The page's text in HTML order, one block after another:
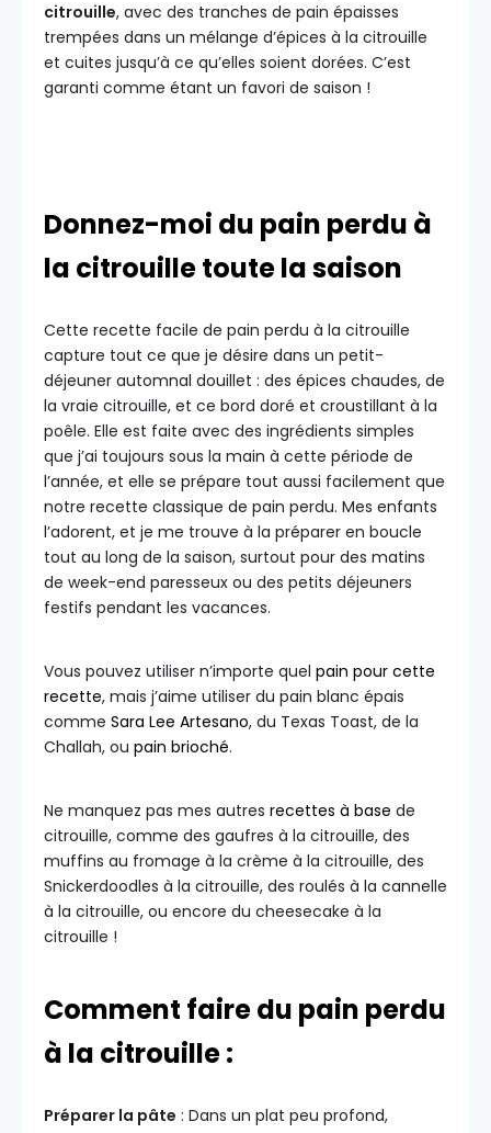
citrouille, avec des tranches de pain épaisses
trempées dans un mélange d’épices à la citrouille
et cuites jusqu’à ce qu’elles soient dorées. C’est
garanti comme étant un favori de saison !
Donnez-moi du pain perdu à
la citrouille toute la saison
Cette recette facile de pain perdu à la citrouille
capture tout ce que je désire dans un petit-
déjeuner automnal douillet : des épices chaudes, de
la vraie citrouille, et ce bord doré et croustillant à la
poêle. Elle est faite avec des ingrédients simples
que j’ai toujours sous la main à cette période de
l’année, et elle se prépare tout aussi facilement que
notre recette classique de pain perdu. Mes enfants
l’adorent, et je me trouve à la préparer en boucle
tout au long de la saison, surtout pour des matins
de week-end paresseux ou des petits déjeuners
festifs pendant les vacances.
Vous pouvez utiliser n’importe quel pain pour cette
recette, mais j’aime utiliser du pain blanc épais
comme Sara Lee Artesano, du Texas Toast, de la
Challah, ou pain brioché.
Ne manquez pas mes autres recettes à base de
citrouille, comme des gaufres à la citrouille, des
muffins au fromage à la crème à la citrouille, des
Snickerdoodles à la citrouille, des roulés à la cannelle
à la citrouille, ou encore du cheesecake à la
citrouille !
Comment faire du pain perdu
à la citrouille :
Préparer la pâte : Dans un plat peu profond,